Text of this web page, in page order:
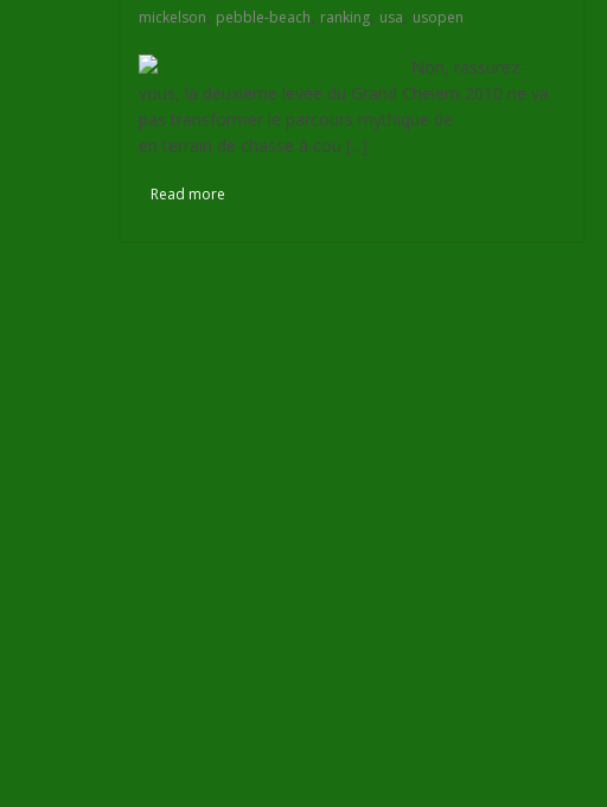
mickelson, pebble-beach, ranking, usa, usopen
Non, rassurez-
vous, la deuxième levée du Grand Chelem 2010 ne va
pas transformer le parcours mythique de
en terrain de chasse à cou [...]
Read more